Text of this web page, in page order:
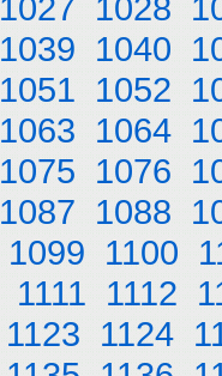
1027 1028
1039 1040
1051 1052
1063 1064
1075 1076
1087 1088
1099 1100
1111 1112
1123 1124